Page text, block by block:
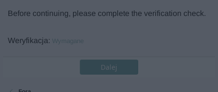
Before continuing, please complete the verification check.
Weryfikacja Wymagane
Dalej